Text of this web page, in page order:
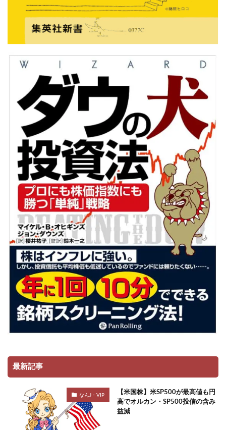
最新記事
なんJ・VIP
【米国株】米SP500が最高値も円
高でオルカン・SP500投信の含み
益減